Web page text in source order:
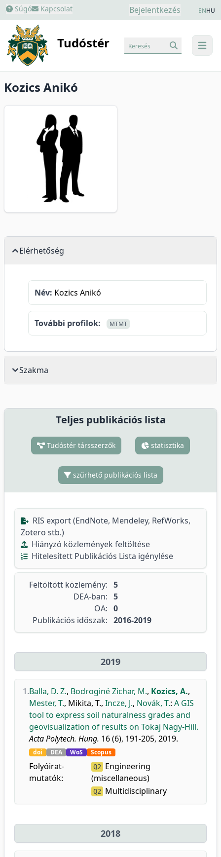
Súgó Kapcsolat Bejelentkezés ENHU
Tudóstér menu
Keresés
Kozics Anikó
Elérhetőség
Név: Kozics Anikó
További profilok: MTMT
Szakma
Teljes publikációs lista
Tudóstér társszerzők statisztika
szűrhető publikációs lista
RIS export (EndNote, Mendeley, RefWorks,
Zotero stb.)
Hiányzó közlemények feltöltése
Hitelesített Publikációs Lista igénylése
Feltöltött közlemény: 5
DEA-ban: 5
OA: 0
Publikációs időszak: 2016-2019
2019
1.Balla, D. Z., Bodroginé Zichar, M., Kozics, A.,
Mester, T., Mikita, T., Incze, J., Novák, T.: A GIS
tool to express soil naturalness grades and
geovisualization of results on Tokaj Nagy-Hill.
Acta Polytech. Hung. 16 (6), 191-205, 2019.
doi DEA WoS Scopus
Folyóirat-
mutatók:
Q2 Engineering
(miscellaneous)
Q2 Multidisciplinary
2018